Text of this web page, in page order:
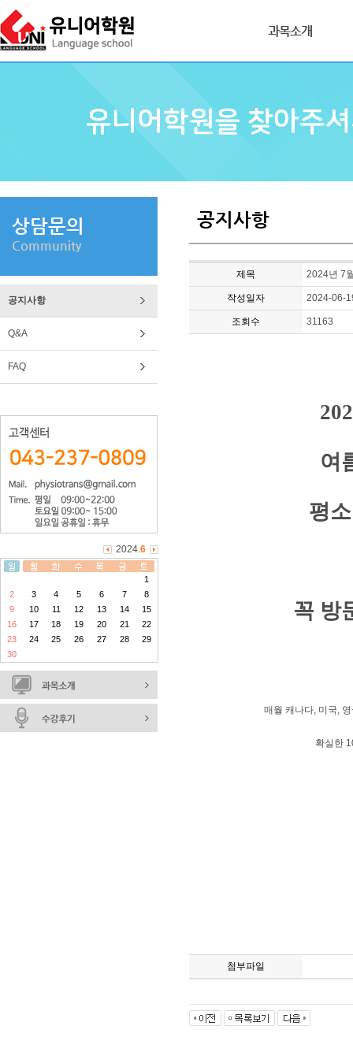
과목소개
상담문의
Community
공지사항
Q&A
FAQ
2024.6
1
2
3 4 5 6 7
8
9
10 11 12 13 14
15
16
17 18 19 20 21
22
23
24 25 26 27 28
29
30
공지사항
제목 2024년 7
작성일자 2024-06-
조회수 31163
여
평
꼭 방
매월 캐나다, 미국,
확실한
첨부파일